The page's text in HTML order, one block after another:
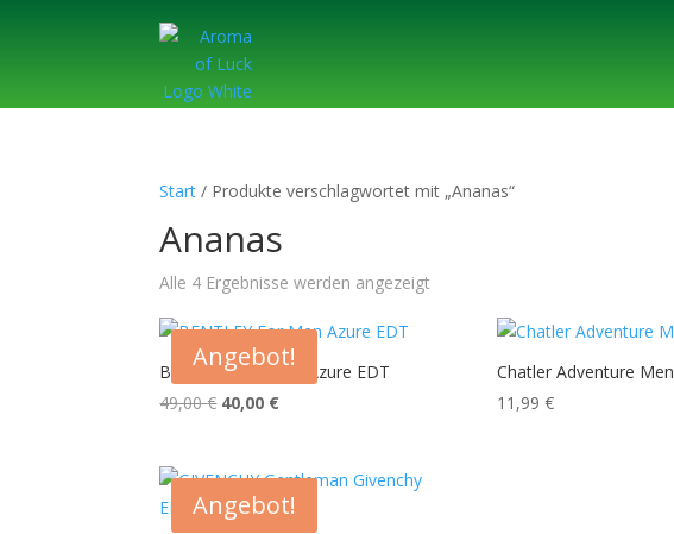
Start / Produkte verschlagwortet mit „Ananas“
Ananas
Alle 4 Ergebnisse werden angezeigt
Angebot!
BENTLEY For Men Azure EDT
49,00€ Ursprünglicher
49,00 €
40,00 €Aktueller
40,00 €.
Chatler Adventure Men
11,99 €
Angebot!